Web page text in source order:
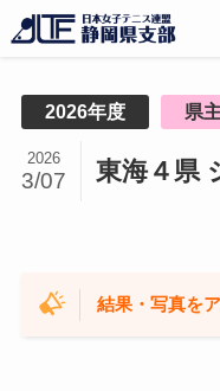
2026年度 県
東海４県
2026
3/07
結果・写真を